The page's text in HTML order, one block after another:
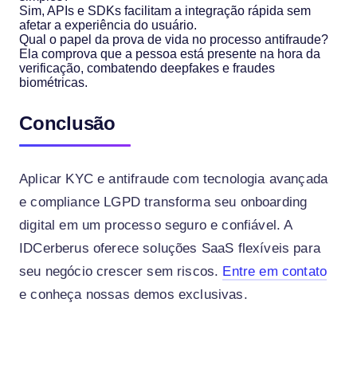
Sim, APIs e SDKs facilitam a integração rápida sem
afetar a experiência do usuário.
Qual o papel da prova de vida no processo antifraude?
Ela comprova que a pessoa está presente na hora da
verificação, combatendo deepfakes e fraudes
biométricas.
Conclusão
Aplicar KYC e antifraude com tecnologia avançada
e compliance LGPD transforma seu onboarding
digital em um processo seguro e confiável. A
IDCerberus oferece soluções SaaS flexíveis para
seu negócio crescer sem riscos. Entre em contato
e conheça nossas demos exclusivas.